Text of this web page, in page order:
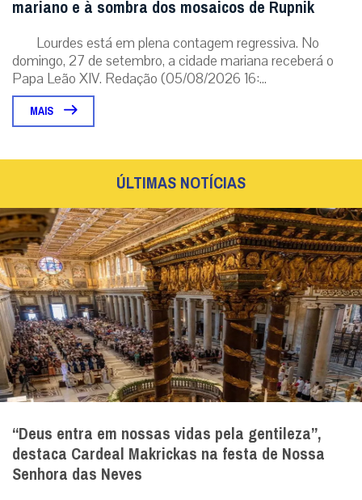
mariano e à sombra dos mosaicos de Rupnik
Lourdes está em plena contagem regressiva. No
domingo, 27 de setembro, a cidade mariana receberá o
Papa Leão XIV. Redação (05/08/2026 16:...
MAIS
ÚLTIMAS NOTÍCIAS
“Deus entra em nossas vidas pela gentileza”,
destaca Cardeal Makrickas na festa de Nossa
Senhora das Neves